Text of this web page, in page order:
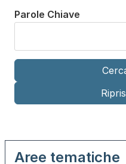
Parole Chiave
Aree tematiche